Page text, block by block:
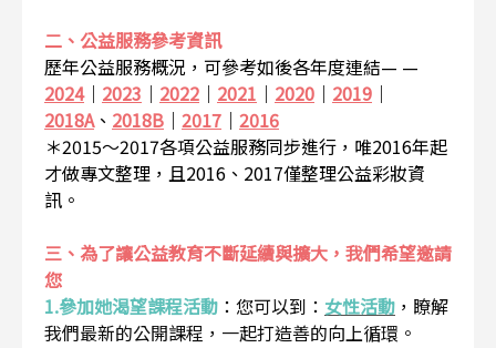
二、公益服務參考資訊
歷年公益服務概況，可參考如後各年度連結— —
2024｜ 2023 ｜ 2022 ｜ 2021 ｜ 2020 ｜ 2019 ｜
2018A、 2018B ｜ 2017 ｜ 2016
＊2015～2017各項公益服務同步進行，唯2016年起
才做專文整理，且2016、2017僅整理公益彩妝資
訊。
三、為了讓公益教育不斷延續與擴大，我們希望邀請
您
1.參加她渴望課程活動 ： 您可以到： 女性活動 ，瞭解
我們最新的公開課程，一起打造善的向上循環。